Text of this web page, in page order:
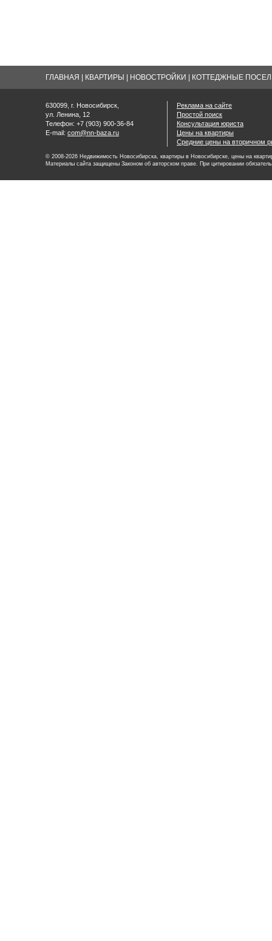
ГЛАВНАЯ КВАРТИРЫ НОВОСТРОЙКИ КОТТЕДЖНЫЕ
630099, г. Новосибирск,
ул. Ленина, 12
Телефон: +7 (903) 900-36-84
E-mail: com@nn-baza.ru
Реклама на сайте
Простой поиск
Консультация юриста
Цены на квартиры
Средние цены на вторичном
© 2008-2026 Недвижимость Новосибирска, квартиры в Новосибирске, цены на
Материалы сайта защищены Законом об авторском праве. При цитировании